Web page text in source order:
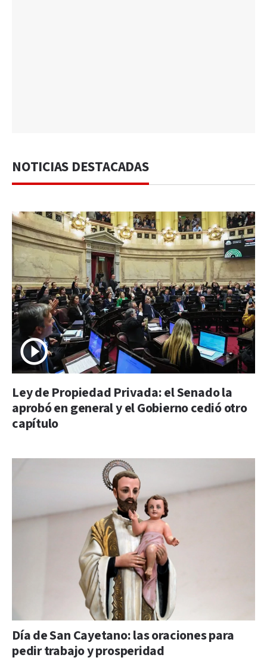
NOTICIAS DESTACADAS
Ley de Propiedad Privada: el Senado la
aprobó en general y el Gobierno cedió otro
capítulo
Día de San Cayetano: las oraciones para
pedir trabajo y prosperidad